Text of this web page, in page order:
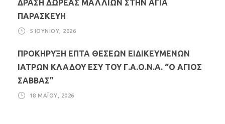
ΔΡΑΣΗ ΔΩΡΕΑΣ ΜΑΛΛΙΩΝ ΣΤΗΝ ΑΓΙΑ
ΠΑΡΑΣΚΕΥΗ
5 ΙΟΥΝΊΟΥ, 2026
ΠΡΟΚΗΡΥΞΗ ΕΠΤΑ ΘΕΣΕΩΝ ΕΙΔΙΚΕΥΜΕΝΩΝ
ΙΑΤΡΩΝ ΚΛΑΔΟΥ ΕΣΥ ΤΟΥ Γ.Α.Ο.Ν.Α. “Ο ΑΓΙΟΣ
ΣΑΒΒΑΣ”
18 ΜΑΪ́ΟΥ, 2026